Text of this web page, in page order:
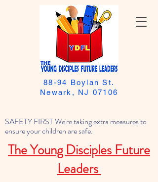
SAFETY FIRST We're taking extra measures to
ensure your children are safe.
The Young Disciples Future
Leaders
88-94 Boylan St.
Newark, NJ 07106